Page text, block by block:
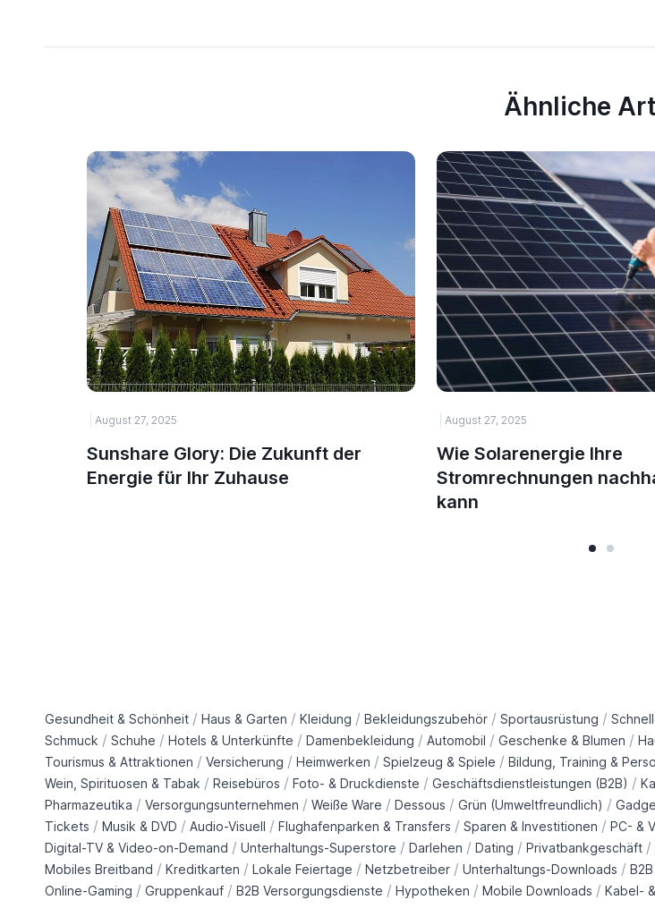
Ähnliche
August 27, 2025
Sunshare Glory: Die Zukunft der
Energie für Ihr Zuhause
August 27, 2025
Wie Solarenergie Ihre
Stromrechnungen
kann
Gesundheit & Schönheit / Haus & Garten / Kleidung / Bekleidungszubehör / Sportausrüstung /
Schmuck / Schuhe / Hotels & Unterkünfte / Damenbekleidung / Automobil / Geschenke & Blumen /
Tourismus & Attraktionen / Versicherung / Heimwerken / Spielzeug & Spiele / Bildung, Training &
Wein, Spirituosen & Tabak / Reisebüros / Foto- & Druckdienste / Geschäftsdienstleistungen (B2B) /
Pharmazeutika / Versorgungsunternehmen / Weiße Ware / Dessous / Grün (Umweltfreundlich) /
Tickets / Musik & DVD / Audio-Visuell / Flughafenparken & Transfers / Sparen & Investitionen / PC- &
Digital-TV & Video-on-Demand / Unterhaltungs-Superstore / Darlehen / Dating / Privatbankgeschäft /
Mobiles Breitband / Kreditkarten / Lokale Feiertage / Netzbetreiber / Unterhaltungs-Downloads /
Online-Gaming / Gruppenkauf / B2B Versorgungsdienste / Hypotheken / Mobile Downloads / Kabel-